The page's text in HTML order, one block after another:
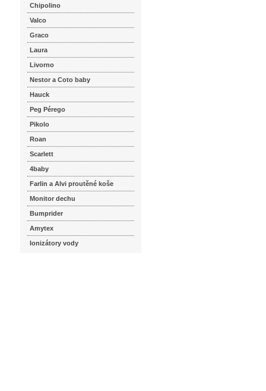
Chipolino
Valco
Graco
Laura
Livorno
Nestor a Coto baby
Hauck
Peg Pérego
Pikolo
Roan
Scarlett
4baby
Farlin a Alvi proutěné koše
Monitor dechu
Bumprider
Amytex
Ionizátory vody